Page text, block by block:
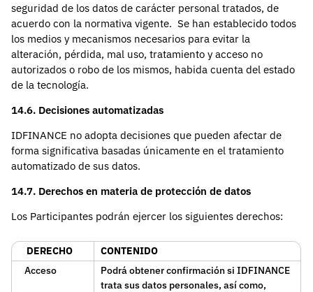
seguridad de los datos de carácter personal tratados, de
acuerdo con la normativa vigente. Se han establecido todos
los medios y mecanismos necesarios para evitar la
alteración, pérdida, mal uso, tratamiento y acceso no
autorizados o robo de los mismos, habida cuenta del estado
de la tecnología.
14.6. Decisiones automatizadas
IDFINANCE no adopta decisiones que pueden afectar de
forma significativa basadas únicamente en el tratamiento
automatizado de sus datos.
14.7. Derechos en materia de protección de datos
Los Participantes podrán ejercer los siguientes derechos:
DERECHO
CONTENIDO
Acceso
Podrá obtener confirmación si IDFINANCE
trata sus datos personales, así como,